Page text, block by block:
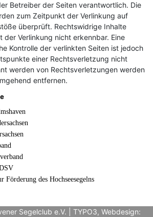
Betreiber der Seiten verantwortlich. Die
zum Zeitpunkt der Verlinkung auf
überprüft. Rechtswidrige Inhalte
der Verlinkung nicht erkennbar. Eine
Kontrolle der verlinkten Seiten ist jedoch
einer Rechtsverletzung nicht
werden von Rechtsverletzungen werden
entfernen.
Förderung des Hochseesegelns
Segelclub e.V. | TYPO3, Webdesign: